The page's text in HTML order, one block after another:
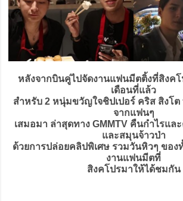
หลังจากบินคู่ไปจัดงานแฟนมีตติ้งที่สิงค
เดือนที่แล้ว
สำหรับ 2 หนุ่มขวัญใจชิปเปอร์ คริส สิงโ
จากแฟนๆ
เสมอมา ล่าสุดทาง GMMTV คืนกำไรแล
และสมุนจ้าวป่า
ด้วยการปล่อยคลิปพิเศษ รวมวันหิวๆ ของ
งานแฟนมีตที่
สิงคโปรมาให้ได้ชมกัน